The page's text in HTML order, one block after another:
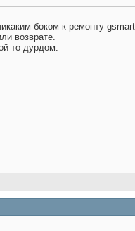
боком к ремонту
возврате.
то дурдом.